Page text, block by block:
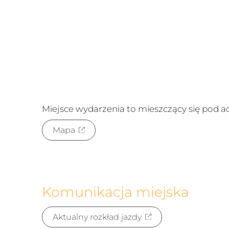
Miejsce wydarzenia to mieszczący się pod
Mapa
Komunikacja miejska
Aktualny rozkład jazdy